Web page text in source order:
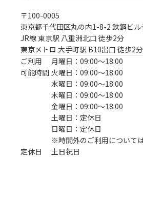
〒100-0005
東京都千代田区丸の内1-8-2 鉄鋼ビル
JR線 東京駅 八重洲北口 徒歩2分
東京メトロ 大手町駅 B10出口 徒歩2分
ご利用
可能時間
月曜日：09:00〜18:00
火曜日：09:00〜18:00
水曜日：09:00〜18:00
木曜日：09:00〜18:00
金曜日：09:00〜18:00
土曜日：定休日
日曜日：定休日
※時間外のご利用について
定休日
土日祝日